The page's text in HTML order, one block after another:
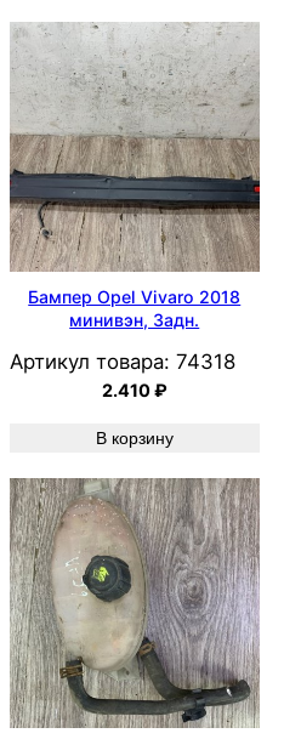
Бампер Opel Vivaro 2018
минивэн, Задн.
Артикул товара: 74318
2.410₽
В корзину